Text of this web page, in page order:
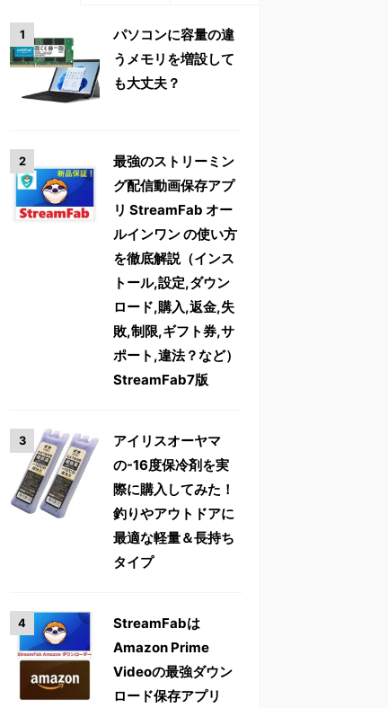
パソコンに容量の違
うメモリを増設して
も大丈夫？
最強のストリーミン
グ配信動画保存アプ
リ StreamFab オー
ルインワン の使い方
を徹底解説（インス
トール,設定,ダウン
ロード,購入,返金,失
敗,制限,ギフト券,サ
ポート,違法？など）
StreamFab7版
アイリスオーヤマ
の-16度保冷剤を実
際に購入してみた！
釣りやアウトドアに
最適な軽量＆長持ち
タイプ
StreamFabは
Amazon Prime
Videoの最強ダウン
ロード保存アプリ